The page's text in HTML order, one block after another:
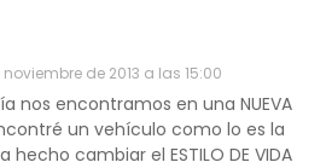
noviembre de 2013 a las 15:00
nos encontramos en una NUEVA
un vehículo como lo es la
hecho cambiar el ESTILO DE VIDA